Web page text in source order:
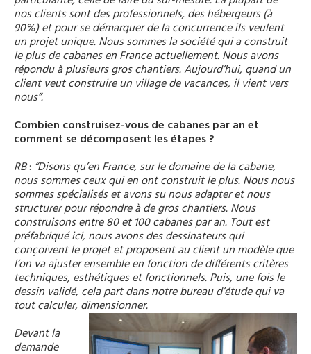
nos clients sont des professionnels, des hébergeurs (à
90%) et pour se démarquer de la concurrence ils veulent
un projet unique. Nous sommes la société qui a construit
le plus de cabanes en France actuellement. Nous avons
répondu à plusieurs gros chantiers. Aujourd’hui, quand un
client veut construire un village de vacances, il vient vers
nous”.
Combien construisez-vous de cabanes par an et
comment se décomposent les étapes ?
RB: “Disons qu’en France, sur le domaine de la cabane,
nous sommes ceux qui en ont construit le plus. Nous nous
sommes spécialisés et avons su nous adapter et nous
structurer pour répondre à de gros chantiers. Nous
construisons entre 80 et 100 cabanes par an. Tout est
préfabriqué ici, nous avons des dessinateurs qui
conçoivent le projet et proposent au client un modèle que
l’on va ajuster ensemble en fonction de différents critères
techniques, esthétiques et fonctionnels. Puis, une fois le
dessin validé, cela part dans notre bureau d’étude qui va
tout calculer, dimensionner.
Devant la
demande